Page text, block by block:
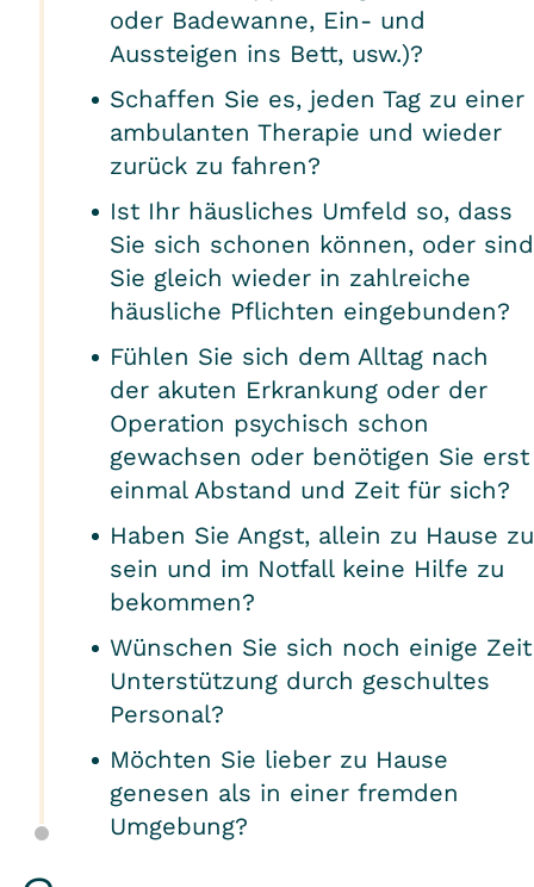
oder Badewanne, Ein- und
Aussteigen ins Bett, usw.)?
Schaffen Sie es, jeden Tag zu einer
ambulanten Therapie und wieder
zurück zu fahren?
Ist Ihr häusliches Umfeld so, dass
Sie sich schonen können, oder sind
Sie gleich wieder in zahlreiche
häusliche Pflichten eingebunden?
Fühlen Sie sich dem Alltag nach
der akuten Erkrankung oder der
Operation psychisch schon
gewachsen oder benötigen Sie erst
einmal Abstand und Zeit für sich?
Haben Sie Angst, allein zu Hause zu
sein und im Notfall keine Hilfe zu
bekommen?
Wünschen Sie sich noch einige Zeit
Unterstützung durch geschultes
Personal?
Möchten Sie lieber zu Hause
genesen als in einer fremden
Umgebung?